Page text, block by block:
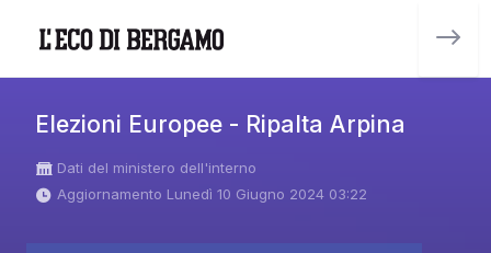
Elezioni Europee - Ripalta Arpina
Dati del ministero dell'interno
Aggiornamento Lunedì 10 Giugno 2024 03:22